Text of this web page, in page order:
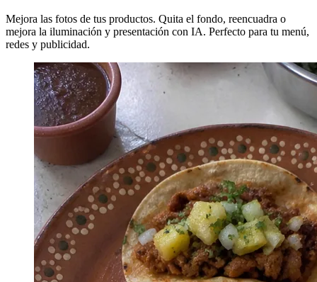
Mejora las fotos de tus productos. Quita el fondo, reencuadra o
mejora la iluminación y presentación con IA. Perfecto para tu menú,
redes y publicidad.